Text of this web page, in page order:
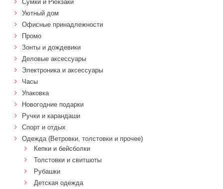
Сумки и Рюкзаки
Уютный дом
Офисные принадлежности
Промо
Зонты и дождевики
Деловые аксессуары
Электроника и аксессуары
Часы
Упаковка
Новогодние подарки
Ручки и карандаши
Спорт и отдых
Одежда (Ветровки, толстовки и прочее)
Кепки и бейсболки
Толстовки и свитшоты
Рубашки
Детская одежда